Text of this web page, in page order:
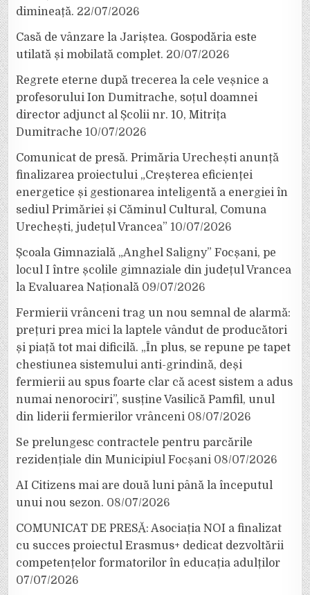
dimineață. 22/07/2026
Casă de vânzare la Jariștea. Gospodăria este
utilată și mobilată complet. 20/07/2026
Regrete eterne după trecerea la cele veșnice a
profesorului Ion Dumitrache, soțul doamnei
director adjunct al Școlii nr. 10, Mitrița
Dumitrache 10/07/2026
Comunicat de presă. Primăria Urechești anunță
finalizarea proiectului „Creșterea eficienței
energetice și gestionarea inteligentă a energiei în
sediul Primăriei și Căminul Cultural, Comuna
Urechești, județul Vrancea” 10/07/2026
Școala Gimnazială „Anghel Saligny” Focșani, pe
locul I între școlile gimnaziale din județul Vrancea
la Evaluarea Națională 09/07/2026
Fermierii vrânceni trag un nou semnal de alarmă:
prețuri prea mici la laptele vândut de producători
și piață tot mai dificilă. „În plus, se repune pe tapet
chestiunea sistemului anti-grindină, deși
fermierii au spus foarte clar că acest sistem a adus
numai nenorociri”, susține Vasilică Pamfil, unul
din liderii fermierilor vrânceni 08/07/2026
Se prelungesc contractele pentru parcările
rezidențiale din Municipiul Focșani 08/07/2026
AI Citizens mai are două luni până la începutul
unui nou sezon. 08/07/2026
COMUNICAT DE PRESĂ: Asociația NOI a finalizat
cu succes proiectul Erasmus+ dedicat dezvoltării
competențelor formatorilor în educația adulților
07/07/2026